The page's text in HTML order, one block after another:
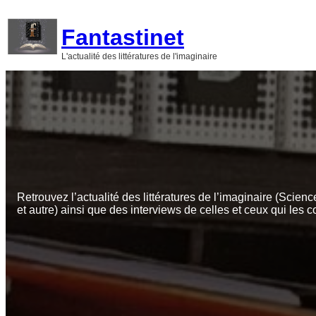
contenu
Fantastinet
L'actualité des littératures de l'imaginaire
Retrouvez l’actualité des littératures de l’imaginaire
et autre) ainsi que des interviews de celles et ceux qui les